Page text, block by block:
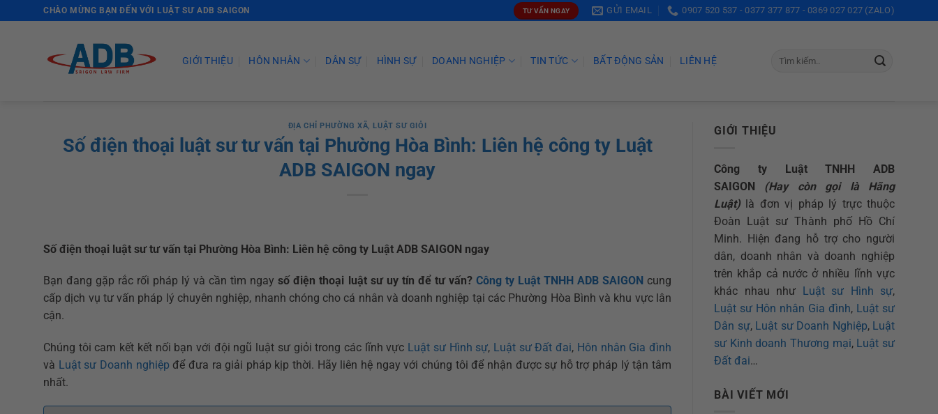
CHÀO MỪNG BẠN ĐẾN VỚI LUẬT SƯ ADB SAIGON TƯ VẤN NGAY GỬI EMAIL 0907 520 537 - 0377 377 877 - 0369 027 027 (ZALO)
GIỚI THIỆU HÔN NHÂN DÂN SỰ HÌNH SỰ DOANH NGHIỆP TIN TỨC BẤT ĐỘNG SẢN LIÊN HỆ
ĐỊA CHỈ PHƯỜNG XÃ, LUẬT SƯ GIỎI
Số điện thoại luật sư tư vấn tại Phường Hòa Bình: Liên hệ công ty Luật
ADB SAIGON ngay
Số điện thoại luật sư tư vấn tại Phường Hòa Bình: Liên hệ công ty Luật ADB SAIGON ngay
Bạn đang gặp rắc rối pháp lý và cần tìm ngaysố điện thoại luật sư uy tín để tư vấn? Công ty Luật TNHH ADB SAIGON cung
cấp dịch vụ tư vấn pháp lý chuyên nghiệp, nhanh chóng cho cá nhân và doanh nghiệp tại các Phường Hòa Bình và khu vực lân
cận.
Chúng tôi cam kết kết nối bạn với đội ngũ luật sư giỏi trong các lĩnh vực Luật sư Hình sự, Luật sư Đất đai, Hôn nhân Gia đình
và Luật sư Doanh nghiệp để đưa ra giải pháp kịp thời. Hãy liên hệ ngay với chúng tôi để nhận được sự hỗ trợ pháp lý tận tâm
nhất.
GIỚI THIỆU
Công ty Luật TNHH ADB
SAIGON
(Hay còn gọi là Hãng
Luật) là đơn vị pháp lý trực thuộc
Đoàn Luật sư Thành phố Hồ Chí
Minh. Hiện đang hỗ trợ cho người
dân, doanh nhân và doanh nghiệp
trên khắp cả nước ở nhiều lĩnh vực
khác nhau như Luật sư Hình sự,
Luật sư Hôn nhân Gia đình, Luật sư
Dân sự, Luật sư Doanh Nghiệp, Luật
sư Kinh doanh Thương mại, Luật sư
Đất đai…
BÀI VIẾT MỚI